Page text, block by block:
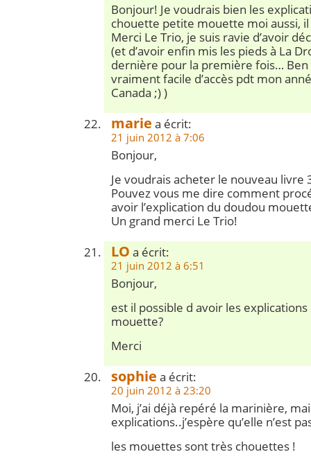
Bonjour! Je voudrais bien les
chouette petite mouette moi aussi,
Merci Le Trio, je suis ravie d’avoir
(et d’avoir enfin mis les pieds à La
dernière pour la première fois… Ben
vraiment facile d’accès pdt mon
Canada ;) )
marie a écrit:
21 juin 2012 à 7:06
Bonjour,
Je voudrais acheter le nouveau livre
Pouvez vous me dire comment
avoir l’explication du doudou
Un grand merci Le Trio!
LO a écrit:
21 juin 2012 à 6:51
Bonjour,
est il possible d avoir les
mouette?
Merci
sophie a écrit:
20 juin 2012 à 23:20
Moi, j’ai déjà repéré la marinière,
explications..j’espère qu’elle n’est
les mouettes sont très chouettes !